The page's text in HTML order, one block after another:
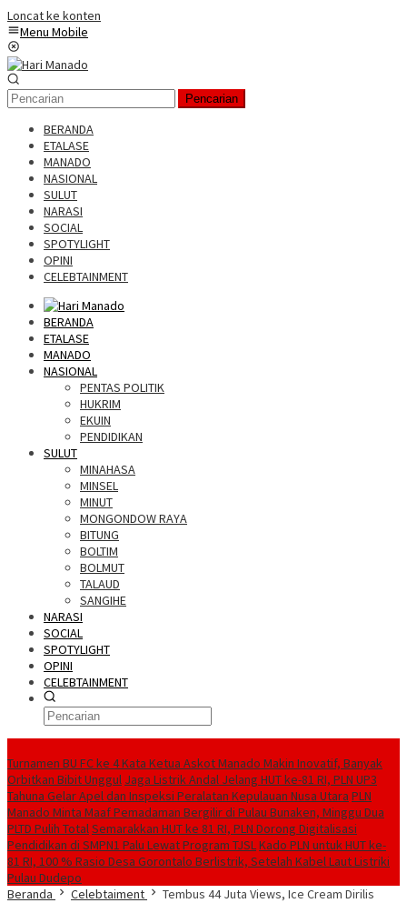
Loncat ke konten
Menu Mobile
Pencarian
BERANDA
ETALASE
MANADO
NASIONAL
SULUT
NARASI
SOCIAL
SPOTYLIGHT
OPINI
CELEBTAINMENT
BERANDA
ETALASE
MANADO
NASIONAL
PENTAS POLITIK
HUKRIM
EKUIN
PENDIDIKAN
SULUT
MINAHASA
MINSEL
MINUT
MONGONDOW RAYA
BITUNG
BOLTIM
BOLMUT
TALAUD
SANGIHE
NARASI
SOCIAL
SPOTYLIGHT
OPINI
CELEBTAINMENT
Turnamen BU FC ke 4 Kata Ketua Askot Manado Makin Inovatif, Banyak
Orbitkan Bibit Unggul Jaga Listrik Andal Jelang HUT ke-81 RI, PLN UP3
Tahuna Gelar Apel dan Inspeksi Peralatan Kepulauan Nusa Utara PLN
Manado Minta Maaf Pemadaman Bergilir di Pulau Bunaken, Minggu Dua
PLTD Pulih TotalSemarakkan HUT ke 81 RI, PLN Dorong Digitalisasi
Pendidikan di SMPN1 Palu Lewat Program TJSLKado PLN untuk HUT ke-
81 RI, 100 % Rasio Desa Gorontalo Berlistrik, Setelah Kabel Laut Listriki
Pulau Dudepo
Beranda
Celebtaiment Tembus 44 Juta Views, Ice Cream Dirilis